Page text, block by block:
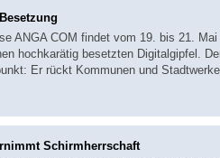
ANGA COM findet vom 19. bis 21.
hochkarätig besetzten Digitalgipfel.
Er rückt Kommunen und
Schirmherrschaft